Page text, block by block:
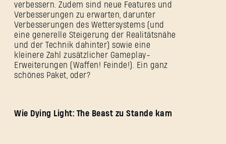
verbessern. Zudem sind neue Features und
Verbesserungen zu erwarten, darunter
Verbesserungen des Wettersystems (und
eine generelle Steigerung der Realitätsnähe
und der Technik dahinter) sowie eine
kleinere Zahl zusätzlicher Gameplay-
Erweiterungen (Waffen! Feinde!). Ein ganz
schönes Paket, oder?
Wie Dying Light: The Beast zu Stande kam